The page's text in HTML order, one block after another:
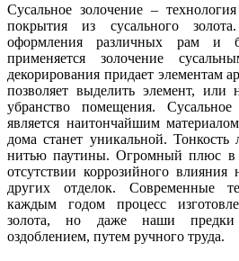
Сусальное золочение –
покрытия из сусального
оформления различных рам и
применяется золочение
декорирования придает элементам
позволяет выделить элемент, или
убранство помещения.
является наитончайшим
дома станет уникальной. Тонкость
нитью паутины. Огромный плюс в
отсутствии коррозийного
других отделок. Современные
каждым годом процесс
золота, но даже наши
оздоблением, путем ручного труда.